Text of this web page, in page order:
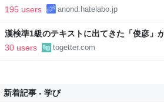
195 users
anond.hatelabo.jp
漢検準1級のテキストに出てきた「俊彦」
内に登場する、選び抜かれた俊彦たち
30 users togetter.com
新着記事 - 学び